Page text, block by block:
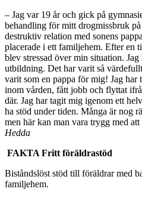
– Jag var 19 år och gick på
behandling för mitt drogmissbruk
destruktiv relation med sonens
placerade i ett familjehem. Efter en
blev stressad över min situation.
utbildning. Det har varit så
varit som en pappa för mig! Jag
inom vården, fått jobb och flyttat
där. Jag har tagit mig igenom ett
ha stöd under tiden. Många är nog
men här kan man vara trygg med
Hedda
FAKTA Fritt föräldrastöd
Biståndslöst stöd till föräldrar med
familjehem.